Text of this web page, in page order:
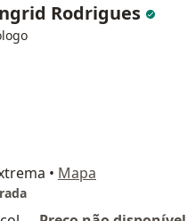
Rodrigues
• Mapa